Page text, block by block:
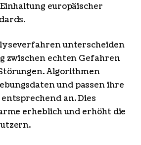
europäischer
unterscheiden
zwischen echten Gefahren
Algorithmen
und passen ihre
an. Dies
erheblich und erhöht die